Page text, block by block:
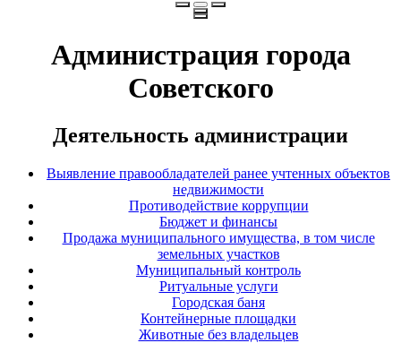
Администрация города
Советского
Деятельность администрации
Выявление правообладателей ранее учтенных объектов
недвижимости
Противодействие коррупции
Бюджет и финансы
Продажа муниципального имущества, в том числе
земельных участков
Муниципальный контроль
Ритуальные услуги
Городская баня
Контейнерные площадки
Животные без владельцев